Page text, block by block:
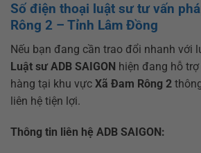
Số điện thoại luật sư tư vấn
Rông 2 – Tỉnh Lâm Đồng
Nếu bạn đang cần trao đổi nhanh với
Luật sư ADB SAIGON hiện đang hỗ
hàng tại khu vực Xã Đam Rông 2
liên hệ tiện lợi.
Thông tin liên hệ ADB SAIGON: